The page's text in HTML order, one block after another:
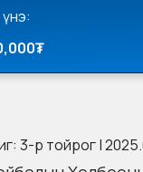
3-р тойрог |